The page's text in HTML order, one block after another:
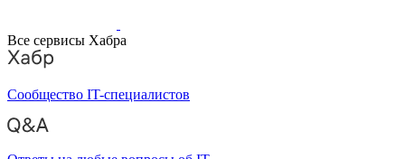
Все сервисы Хабра
Сообщество IT-специалистов